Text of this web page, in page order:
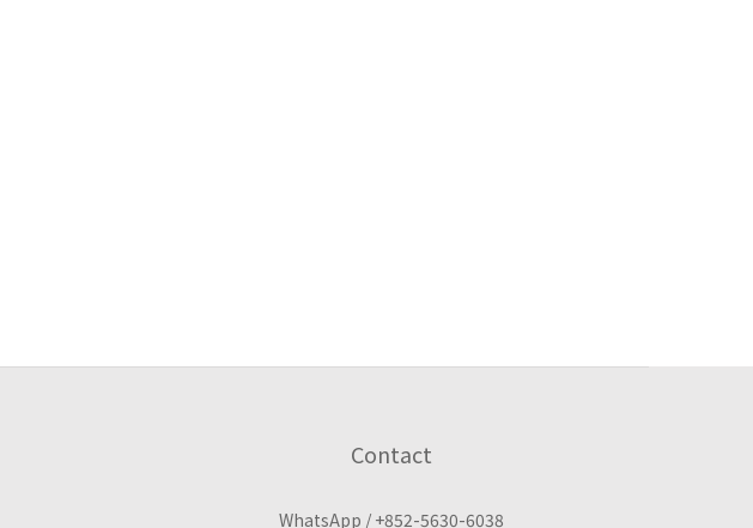
Contact
WhatsApp / +852-5630-6038